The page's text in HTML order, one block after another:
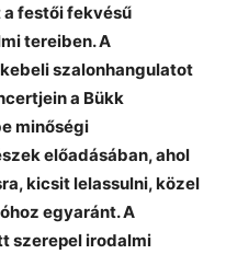
festői fekvésű
tereiben. A
szalonhangulatot
a Bükk
minőségi
előadásában, ahol
kicsit lelassulni, közel
egyaránt. A
szerepel irodalmi